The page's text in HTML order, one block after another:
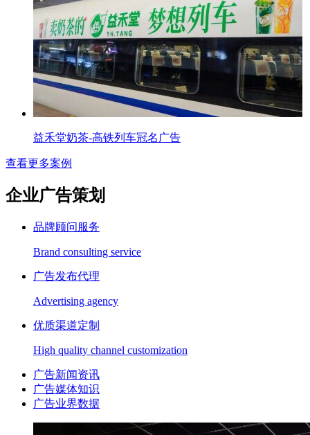
益禾堂奶茶-高铁列车冠名广告
查看更多案例
企业广告策划
品牌顾问服务
Brand consulting service
广告发布代理
Advertising agency
优质渠道定制
High quality channel customization
广告新闻资讯
广告媒体知识
广告业界数据